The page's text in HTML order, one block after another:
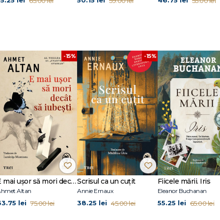
social
vedere al clientului
punctele de vedere ale clienţilor şi terapeuţilor
-15%
E mai ușor să mori decât să iubești (seria Cvartetul Otoman, vol.3)
Altan
lei 75.00 lei
-15%
Scrisul ca un cuțit
Annie Ernaux
38.25 lei 45.00 lei
Fiicele mării. Iris
Eleanor Buchanan
55.25 lei 65.00 lei